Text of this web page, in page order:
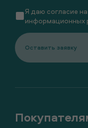
Я даю согласие
информационных
Оставить заявку